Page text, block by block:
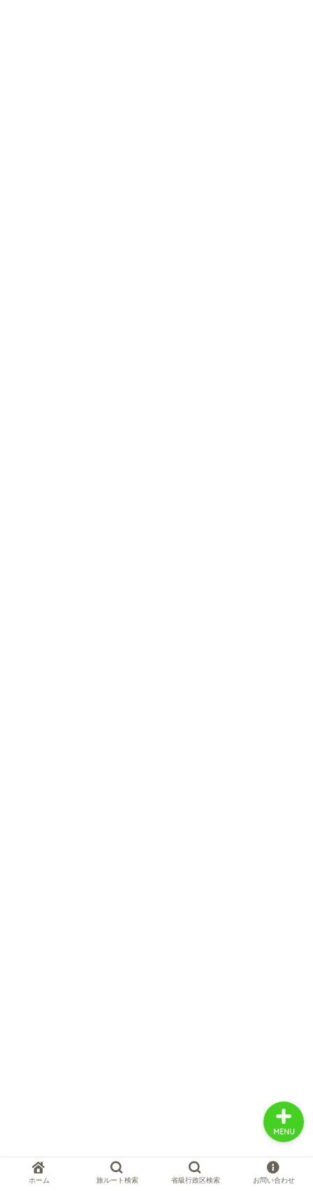
ホーム 旅ルート検索 省級行政区検索 お問い合わせ
MENU